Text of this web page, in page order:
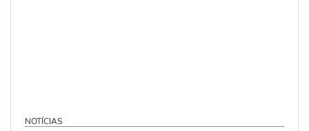
NOTÍCIAS